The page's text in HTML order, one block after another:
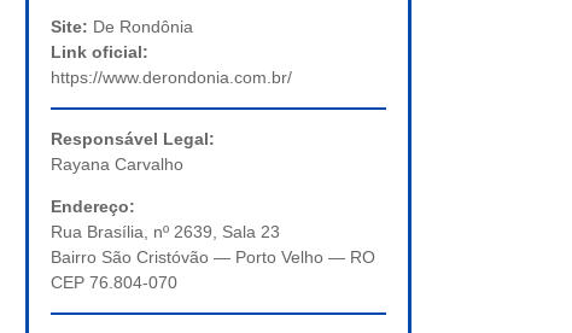
Site: De Rondônia
Link oficial:
https://www.derondonia.com.br/
Responsável Legal:
Rayana Carvalho
Endereço:
Rua Brasília, nº 2639, Sala 23
Bairro São Cristóvão — Porto Velho — RO
CEP 76.804-070